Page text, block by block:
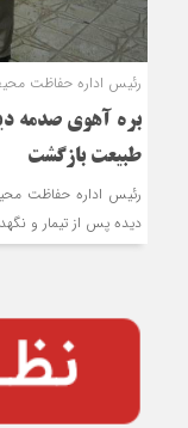
رئیس اداره حفاظت
بره آهوی صدمه
طبیعت بازگشت
رئیس اداره حفاظت
دیده پس از تیمار و